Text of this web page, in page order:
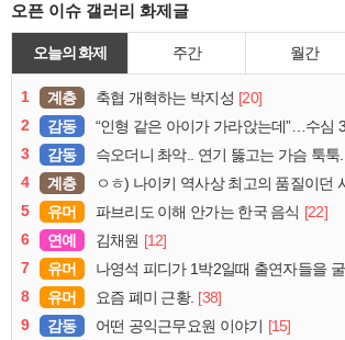
오픈 이슈 갤러리 화제글
오늘의 화제 주간 월간
1 계층 축협 개혁하는 박지성 [20]
2
감동 “인형 같은 아이가 가라앉는데”…수심 3m 호수 뛰어
3
감동 슥오더니 촤악.. 연기 뚫고는 가슴 툭툭.. 지나가던
4
계층 ㅇㅎ) 나이키 역사상 최고의 품질이던
5
유머 파브리도 이해 안가는 한국 음식 [22]
6
연예 김채원 [12]
7
유머 나영석 피디가 1박2일때 출연자들을
8
유머 요즘 폐미 근황. [38]
9
감동 어떤 공익근무요원 이야기
[15]